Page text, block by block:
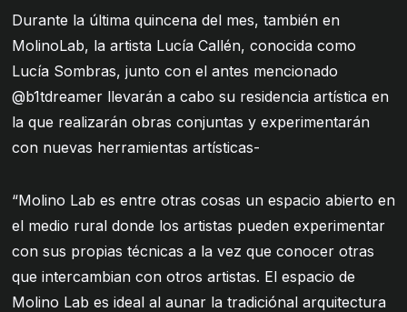
Durante la última quincena del mes, también en
MolinoLab, la artista Lucía Callén, conocida como
Lucía Sombras, junto con el antes mencionado
@b1tdreamer llevarán a cabo su residencia artística en
la que realizarán obras conjuntas y experimentarán
con nuevas herramientas artísticas-
“Molino Lab es entre otras cosas un espacio abierto en
el medio rural donde los artistas pueden experimentar
con sus propias técnicas a la vez que conocer otras
que intercambian con otros artistas. El espacio de
Molino Lab es ideal al aunar la tradiciónal arquitectura